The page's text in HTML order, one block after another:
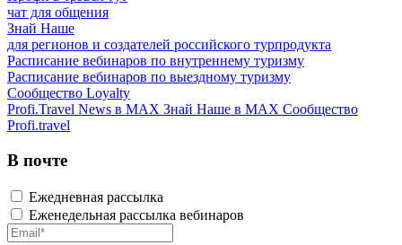
чат для общения
Знай Наше
для регионов и создателей российского турпродукта
Расписание вебинаров по внутреннему туризму
Расписание вебинаров по выездному туризму
Сообщество Loyalty
Profi.Travel News в MAX Знай Наше в MAX Сообщество
Profi.travel
В почте
Ежедневная рассылка
Еженедельная рассылка вебинаров